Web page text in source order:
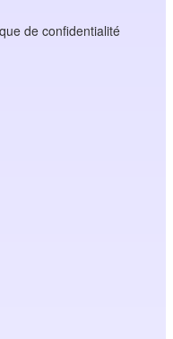
de confidentialité